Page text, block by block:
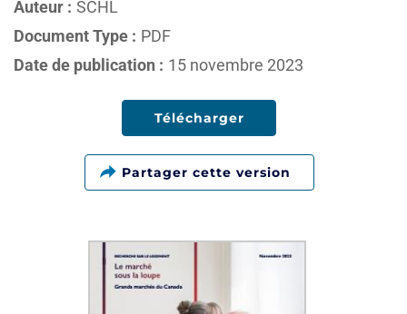
Auteur : SCHL
Document Type : PDF
Date de publication : 15 novembre 2023
Télécharger